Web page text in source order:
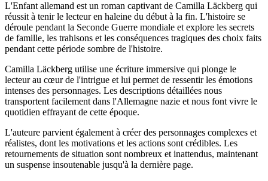
L'Enfant allemand est un roman captivant de Camilla Läckberg qui
réussit à tenir le lecteur en haleine du début à la fin. L'histoire se
déroule pendant la Seconde Guerre mondiale et explore les secrets
de famille, les trahisons et les conséquences tragiques des choix faits
pendant cette période sombre de l'histoire.
Camilla Läckberg utilise une écriture immersive qui plonge le
lecteur au cœur de l'intrigue et lui permet de ressentir les émotions
intenses des personnages. Les descriptions détaillées nous
transportent facilement dans l'Allemagne nazie et nous font vivre le
quotidien effrayant de cette époque.
L'auteure parvient également à créer des personnages complexes et
réalistes, dont les motivations et les actions sont crédibles. Les
retournements de situation sont nombreux et inattendus, maintenant
un suspense insoutenable jusqu'à la dernière page.